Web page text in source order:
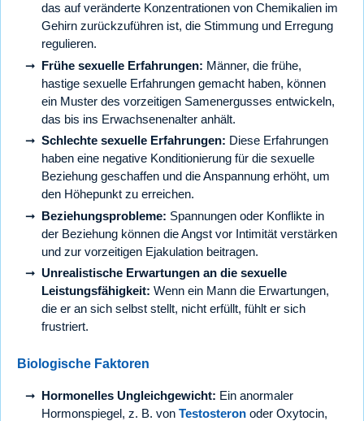
das auf veränderte Konzentrationen von Chemikalien im
Gehirn zurückzuführen ist, die Stimmung und Erregung
regulieren.
Frühe sexuelle Erfahrungen: Männer, die frühe,
hastige sexuelle Erfahrungen gemacht haben, können
ein Muster des vorzeitigen Samenergusses entwickeln,
das bis ins Erwachsenenalter anhält.
Schlechte sexuelle Erfahrungen: Diese Erfahrungen
haben eine negative Konditionierung für die sexuelle
Beziehung geschaffen und die Anspannung erhöht, um
den Höhepunkt zu erreichen.
Beziehungsprobleme: Spannungen oder Konflikte in
der Beziehung können die Angst vor Intimität verstärken
und zur vorzeitigen Ejakulation beitragen.
Unrealistische Erwartungen an die sexuelle
Leistungsfähigkeit: Wenn ein Mann die Erwartungen,
die er an sich selbst stellt, nicht erfüllt, fühlt er sich
frustriert.
Biologische Faktoren
Hormonelles Ungleichgewicht: Ein anormaler
Hormonspiegel, z. B. von Testosteron oder Oxytocin,